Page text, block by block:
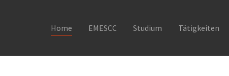
Home EMESCC Studium Tätigkeiten